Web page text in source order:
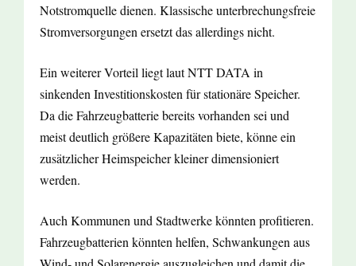
Notstromquelle dienen. Klassische unterbrechungsfreie
Stromversorgungen ersetzt das allerdings nicht.
Ein weiterer Vorteil liegt laut NTT DATA in
sinkenden Investitionskosten für stationäre Speicher.
Da die Fahrzeugbatterie bereits vorhanden sei und
meist deutlich größere Kapazitäten biete, könne ein
zusätzlicher Heimspeicher kleiner dimensioniert
werden.
Auch Kommunen und Stadtwerke könnten profitieren.
Fahrzeugbatterien könnten helfen, Schwankungen aus